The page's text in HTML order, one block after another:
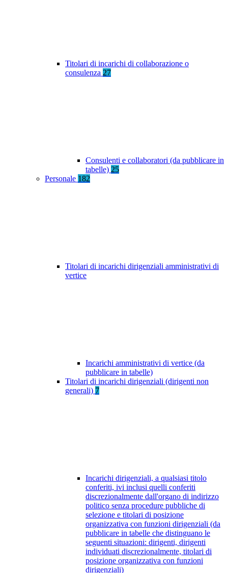
Titolari di incarichi di collaborazione o
consulenza 27
Consulenti e collaboratori (da pubblicare in
tabelle) 25
Personale 182
Titolari di incarichi dirigenziali amministrativi di
vertice
Incarichi amministrativi di vertice (da
pubblicare in tabelle)
Titolari di incarichi dirigenziali (dirigenti non
generali) 7
Incarichi dirigenziali, a qualsiasi titolo
conferiti, ivi inclusi quelli conferiti
discrezionalmente dall'organo di indirizzo
politico senza procedure pubbliche di
selezione e titolari di posizione
organizzativa con funzioni dirigenziali (da
pubblicare in tabelle che distinguano le
seguenti situazioni: dirigenti, dirigenti
individuati discrezionalmente, titolari di
posizione organizzativa con funzioni
dirigenziali)